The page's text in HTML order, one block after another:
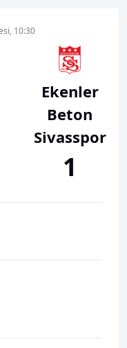
10:30
Ekenler
Beton
Sivasspor
1